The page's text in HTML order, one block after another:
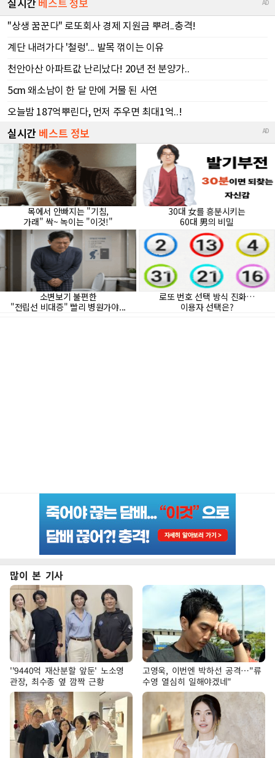
많이 본 기사
''9440억 재산분할 앞둔' 노소영
관장, 최수종 옆 깜짝 근황
고영욱, 이번엔 박하선 공격…"류
수영 열심히 일해야겠네"